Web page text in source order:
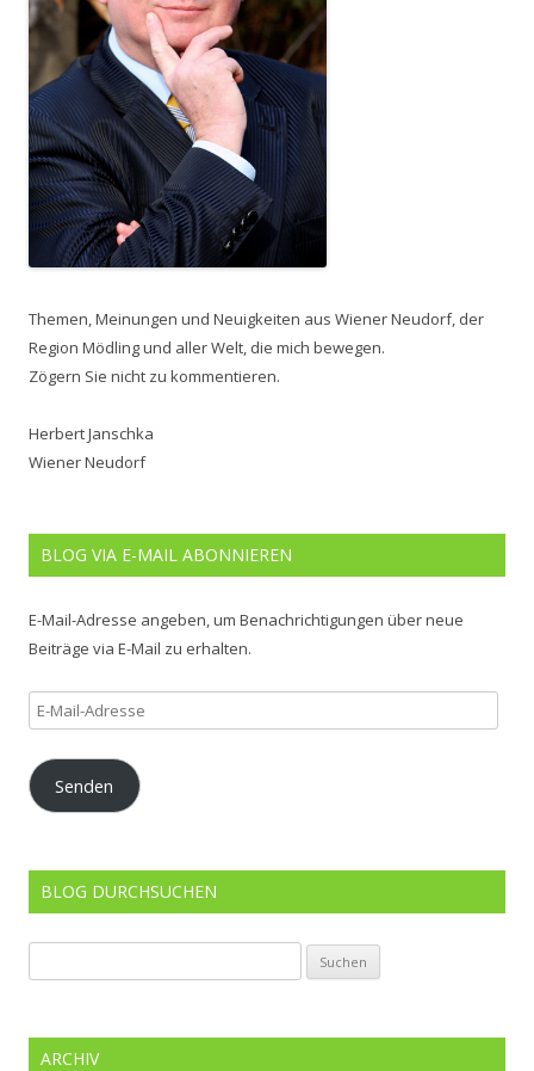
Themen, Meinungen und Neuigkeiten aus Wiener Neudorf, der
Region Mödling und aller Welt, die mich bewegen.
Zögern Sie nicht zu kommentieren.
Herbert Janschka
Wiener Neudorf
BLOG VIA E-MAIL ABONNIEREN
E-Mail-Adresse angeben, um Benachrichtigungen über neue
Beiträge via E-Mail zu erhalten.
E-
Mail-
Adresse
Senden
BLOG DURCHSUCHEN
nach:
ARCHIV